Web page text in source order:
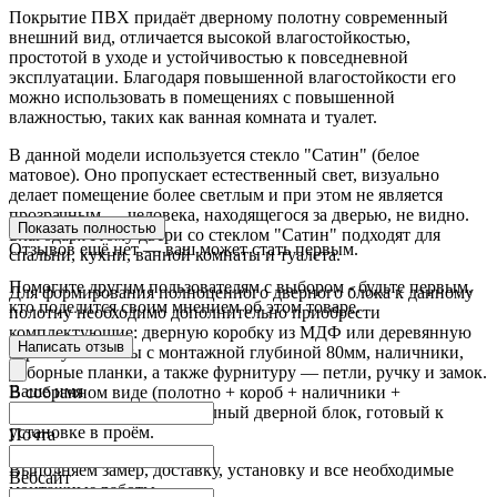
Покрытие ПВХ придаёт дверному полотну современный
внешний вид, отличается высокой влагостойкостью,
простотой в уходе и устойчивостью к повседневной
эксплуатации. Благодаря повышенной влагостойкости его
можно использовать в помещениях с повышенной
влажностью, таких как ванная комната и туалет.
В данной модели используется стекло "Сатин" (белое
матовое). Оно пропускает естественный свет, визуально
делает помещение более светлым и при этом не является
прозрачным — человека, находящегося за дверью, не видно.
Благодаря этому двери со стеклом "Сатин" подходят для
спальни, кухни, ванной комнаты и туалета.
Для формирования полноценного дверного блока к данному
полотну необходимо дополнительно приобрести
комплектующие: дверную коробку из МДФ или деревянную
коробку из сосны с монтажной глубиной 80мм, наличники,
доборные планки, а также фурнитуру — петли, ручку и замок.
В собранном виде (полотно + короб + наличники +
фурнитура) получается полный дверной блок, готовый к
установке в проём.
Выполняем замер, доставку, установку и все необходимые
монтажные работы.
Показать полностью
Отзывов ещё нет — ваш может стать первым.
Помогите другим пользователям с выбором - будьте первым,
кто поделится своим мнением об этом товаре.
Написать отзыв
Ваше имя
Почта
Вебсайт